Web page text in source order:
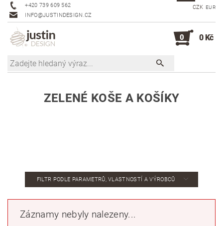
+420 739 609 562
INFO@JUSTINDESIGN.CZ
CZK EUR
0 0 Kč
ZELENÉ KOŠE A KOŠÍKY
FILTR PODLE PARAMETRŮ, VLASTNOSTÍ A VÝROBCŮ
Záznamy nebyly nalezeny...